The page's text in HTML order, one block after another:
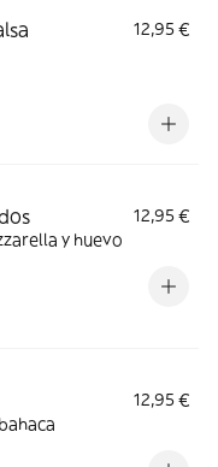
12,95 €
12,95 €
y huevo
12,95 €